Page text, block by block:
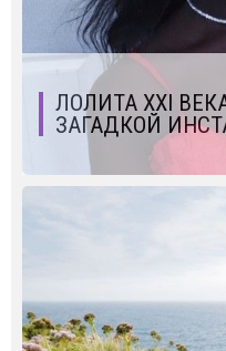
ЛОЛИТА XXI
ЗАГАДКОЙ